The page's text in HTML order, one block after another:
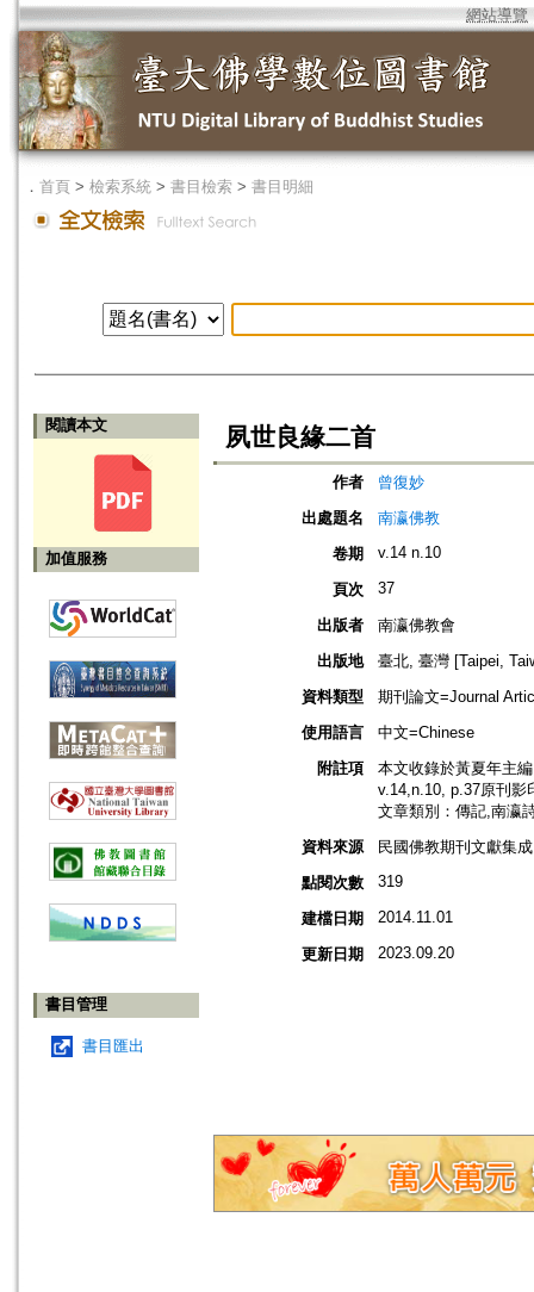
網站導覽
． 首頁 > 檢索系統 > 書目檢索 > 書目明細
閱讀本文
加值服務
書目管理
書目匯出
夙世良緣二首
作者
曾復妙
出處題名
南瀛佛教
卷期
v.14 n.10
頁次 37
出版者
南瀛佛教會
出版地
臺北, 臺灣 [Taipei,
資料類型
期刊論文=Journal
使用語言
中文=Chinese
附註項
本文收錄於黃夏年主
v.14,n.10, p.37原刊影
文章類別：傳記,南瀛
資料來源
民國佛教期刊文獻集
點閱次數
319
建檔日期 2014.11.01
更新日期 2023.09.20